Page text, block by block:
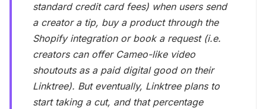
standard credit card fees) when users send
a creator a tip, buy a product through the
Shopify integration or book a request (i.e.
creators can offer Cameo-like video
shoutouts as a paid digital good on their
Linktree). But eventually, Linktree plans to
start taking a cut, and that percentage